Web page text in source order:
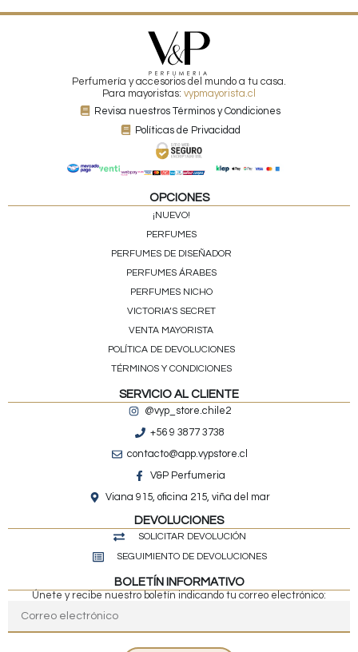
Perfumería y accesorios del mundo a tu casa.
Para mayoristas: vypmayorista.cl
Revisa nuestros Términos y Condiciones
Políticas de Privacidad
OPCIONES
¡NUEVO!
PERFUMES
PERFUMES DE DISEÑADOR
PERFUMES ÁRABES
PERFUMES NICHO
VICTORIA’S SECRET
VENTA MAYORISTA
POLÍTICA DE DEVOLUCIONES
TÉRMINOS Y CONDICIONES
SERVICIO AL CLIENTE
@vyp_store.chile2
+56 9 3877 3738
contacto@app.vypstore.cl
V&P Perfumeria
Viana 915, oficina 215, viña del mar
DEVOLUCIONES
SOLICITAR DEVOLUCIÓN
SEGUIMIENTO DE DEVOLUCIONES
BOLETÍN INFORMATIVO
Únete y recibe nuestro boletín indicando tu correo electrónico: